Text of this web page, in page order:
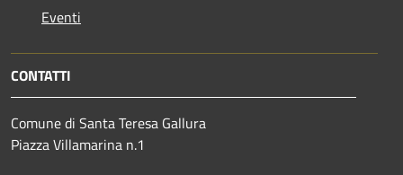
Eventi
CONTATTI
Comune di Santa Teresa Gallura
Piazza Villamarina n.1